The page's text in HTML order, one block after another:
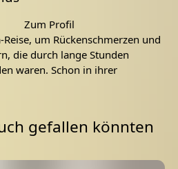
Zum Profil
um Rückenschmerzen und
die durch lange Stunden
waren. Schon in ihrer
gefallen könnten